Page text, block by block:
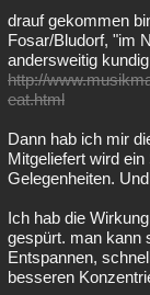
drauf gekommen
Fosar/Bludorf, "im
andersweitig
http://
eat.html
Dann hab ich mir
Mitgeliefert wird
Gelegenheiten.
Ich hab die
gespürt. man kann
Entspannen,
besseren